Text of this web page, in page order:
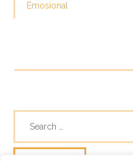
Emosional